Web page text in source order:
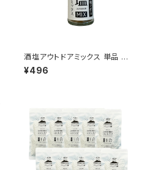
酒塩アウトドアミックス 単品 AI
ZU CAMPFOOD
¥496